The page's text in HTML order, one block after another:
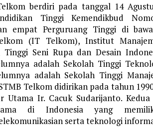
berdiri pada tanggal 14
Tinggi Kemendikbud
empat Perguruang Tinggi di
(IT Telkom), Institut
Tinggi Seni Rupa dan Desain
adalah Sekolah Tinggi
adalah Sekolah Tinggi
Telkom didirikan pada tahun
Utama Ir. Cacuk Sudarijanto.
di Indonesia yang
serta teknologi